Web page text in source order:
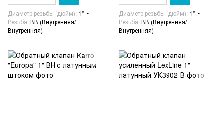
Диаметр резьбы (дюйм) 1"
Резьба ВВ (Внутренняя/
Внутренняя)
Диаметр резьбы (дюйм) 1"
Резьба ВВ (Внутренняя/
Внутренняя)